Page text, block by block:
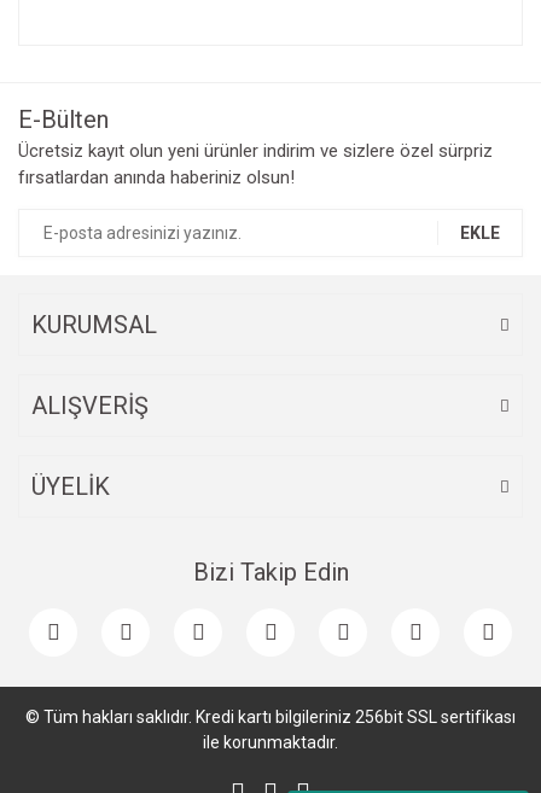
Ürün resmi kalitesiz, bozuk veya görüntülenemiyor.
Ürün açıklamasında eksik bilgiler bulunuyor.
E-Bülten
Ücretsiz kayıt olun yeni ürünler indirim ve sizlere özel sürpriz
fırsatlardan anında haberiniz olsun!
EKLE
KURUMSAL
ALIŞVERİŞ
ÜYELİK
Bizi Takip Edin
© Tüm hakları saklıdır. Kredi kartı bilgileriniz 256bit SSL sertifikası
ile korunmaktadır.